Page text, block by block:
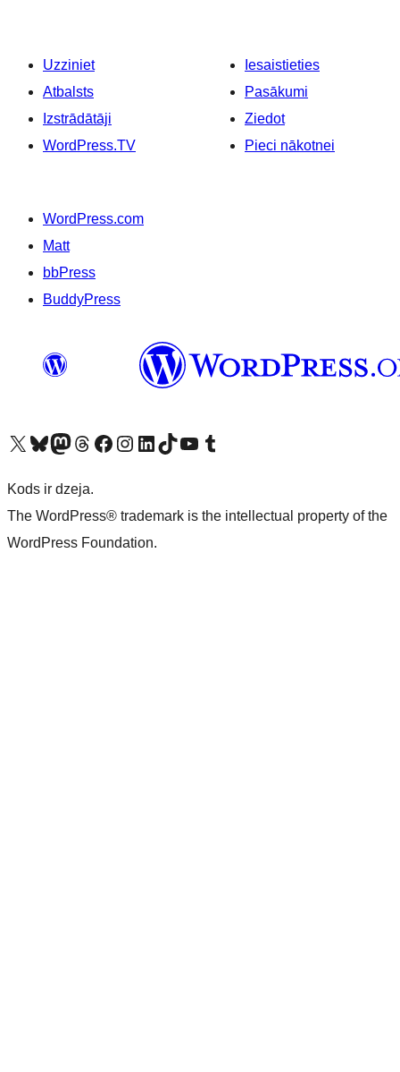
Uzziniet
Atbalsts
Izstrādātāji
WordPress.TV
Iesaistieties
Pasākumi
Ziedot
Pieci nākotnei
WordPress.com
Matt
bbPress
BuddyPress
Apmeklējiet mūsu X (agrāk Twitter) kontu
Apmeklējiet mūsu Bluesky kontu
Apmeklējiet mūsu Mastodon kontu
Apmeklējiet mūsu Threads kontu
Apmeklējiet mūsu Facebook lapuApmeklējiet mūsu Instagram kontu
Apmeklējiet mūsu LinkedIn kontu
Apmeklējiet mūsu TikTok kontu
Apmeklējiet mūsu YouTube kanālu
Apmeklējiet mūsu Tumblr kontu
Kods ir dzeja.
The WordPress® trademark is the intellectual property of the
WordPress Foundation.